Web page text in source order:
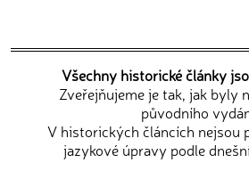
Všechny historické články
Zveřejňujeme je tak, jak byly
původního
V historických článcích nejsou
jazykové úpravy podle